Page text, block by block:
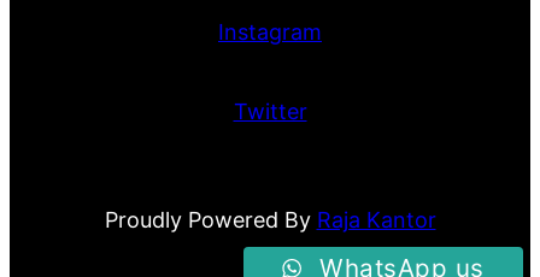
Instagram
Twitter
Proudly Powered By Raja Kantor
WhatsApp us